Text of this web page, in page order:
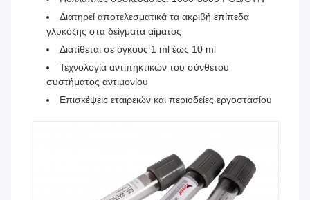
Διατηρεί αποτελεσματικά τα ακριβή επίπεδα
γλυκόζης στα δείγματα αίματος
Διατίθεται σε όγκους 1 ml έως 10 ml
Τεχνολογία αντιπηκτικών του σύνθετου
συστήματος αντιμονίου
Επισκέψεις εταιρειών και περιοδείες εργοστασίου